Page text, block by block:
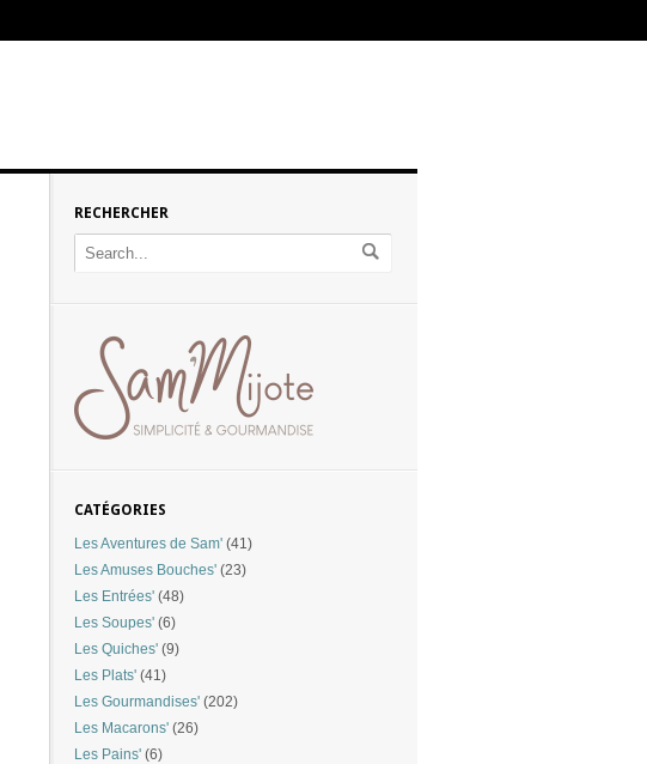
RECHERCHER
CATÉGORIES
Les Aventures de Sam' (41)
Les Amuses Bouches' (23)
Les Entrées' (48)
Les Soupes' (6)
Les Quiches' (9)
Les Plats' (41)
Les Gourmandises' (202)
Les Macarons' (26)
Les Pains' (6)